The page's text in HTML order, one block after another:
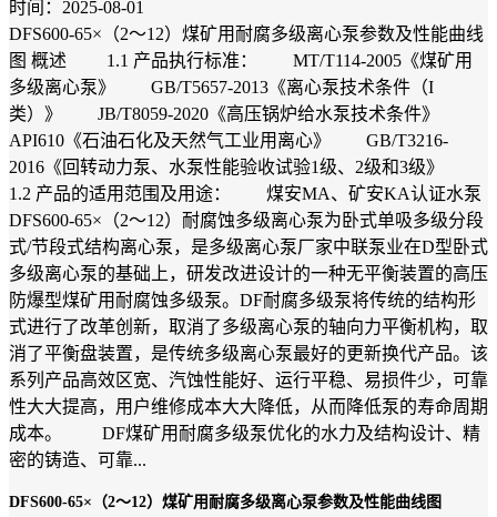
时间：2025-08-01
DFS600-65×（2～12）煤矿用耐腐多级离心泵参数及性能曲线
图 概述 1.1 产品执行标准： MT/T114-2005《煤矿用
多级离心泵》 GB/T5657-2013《离心泵技术条件（I
类）》 JB/T8059-2020《高压锅炉给水泵技术条件》
API610《石油石化及天然气工业用离心》 GB/T3216-
2016《回转动力泵、水泵性能验收试验1级、2级和3级》
1.2 产品的适用范围及用途： 煤安MA、矿安KA认证水泵
DFS600-65×（2～12）耐腐蚀多级离心泵为卧式单吸多级分段
式/节段式结构离心泵，是多级离心泵厂家中联泵业在D型卧式
多级离心泵的基础上，研发改进设计的一种无平衡装置的高压
防爆型煤矿用耐腐蚀多级泵。DF耐腐多级泵将传统的结构形
式进行了改革创新，取消了多级离心泵的轴向力平衡机构，取
消了平衡盘装置，是传统多级离心泵最好的更新换代产品。该
系列产品高效区宽、汽蚀性能好、运行平稳、易损件少，可靠
性大大提高，用户维修成本大大降低，从而降低泵的寿命周期
成本。 DF煤矿用耐腐多级泵优化的水力及结构设计、精
密的铸造、可靠...
DFS600-65×（2～12）煤矿用耐腐多级离心泵参数及性能曲线图